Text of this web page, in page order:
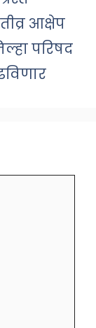
आक्षेप
परिषद